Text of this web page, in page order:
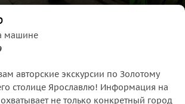
машине
авторские экскурсии по Золотому
столице Ярославлю! Информация на
не только конкретный город